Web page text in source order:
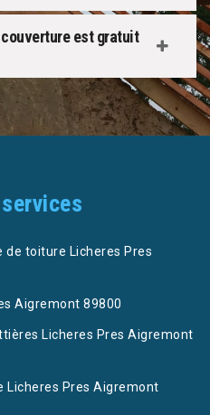
est gratuit
de toiture Licheres Pres
Aigremont 89800
Licheres Pres Aigremont
Licheres Pres Aigremont